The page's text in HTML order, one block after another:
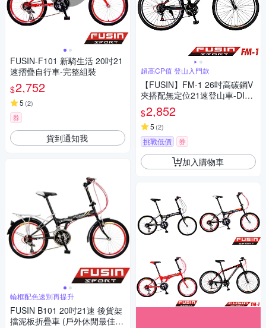
FUSIN-F101 新騎生活 20吋21
速摺疊自行車-完整組裝
$2,752
5 (2)
券
貨到通知我
輪框配色速別再提升
FUSIN B101 20吋21速 後貨架
擋泥板折疊車 (戶外休閒最佳實
超高CP值 登山入門款
【FUSIN】FM-1 26吋高碳鋼V
夾搭配無定位21速登山車-DIY
組裝版
$2,852
5 (2)
挑戰低價 券
加入購物車